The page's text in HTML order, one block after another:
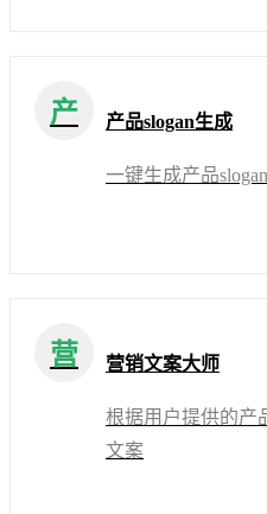
产 产品slogan生成
一键生成产品slogan
营 营销文案大师
根据用户提供的产
文案